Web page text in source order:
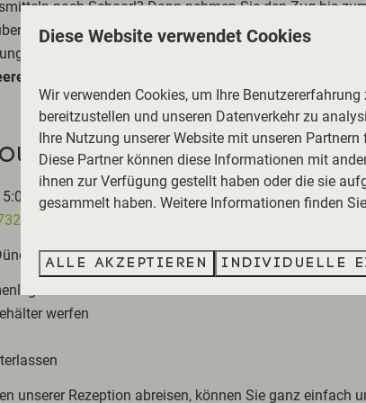
nach Schoorl? Dann nehmen Sie den Zug bis
dem Bahnhof befindet. Hier nehmen Sie den
Nordwesten, zum Huismansweg. Biegen Sie links in
ein. Sie finden den Park Heerehof auf der
und 18:00 Uhr in Ihrer Dünenlodge einchecken.
spätestens um 10:00 Uhr verlassen. Wir
werfen
unserer Rezeption abreisen, können Sie ganz einfach
Diese Website verwendet Cookies
Wir verwenden Cookies, um Ihre
bereitzustellen und unseren Datenverkehr zu
Ihre Nutzung unserer Website mit unseren
Diese Partner können diese Informationen mit
ihnen zur Verfügung gestellt haben oder die sie
gesammelt haben. Weitere Informationen finden
Alle akzeptieren Individuelle